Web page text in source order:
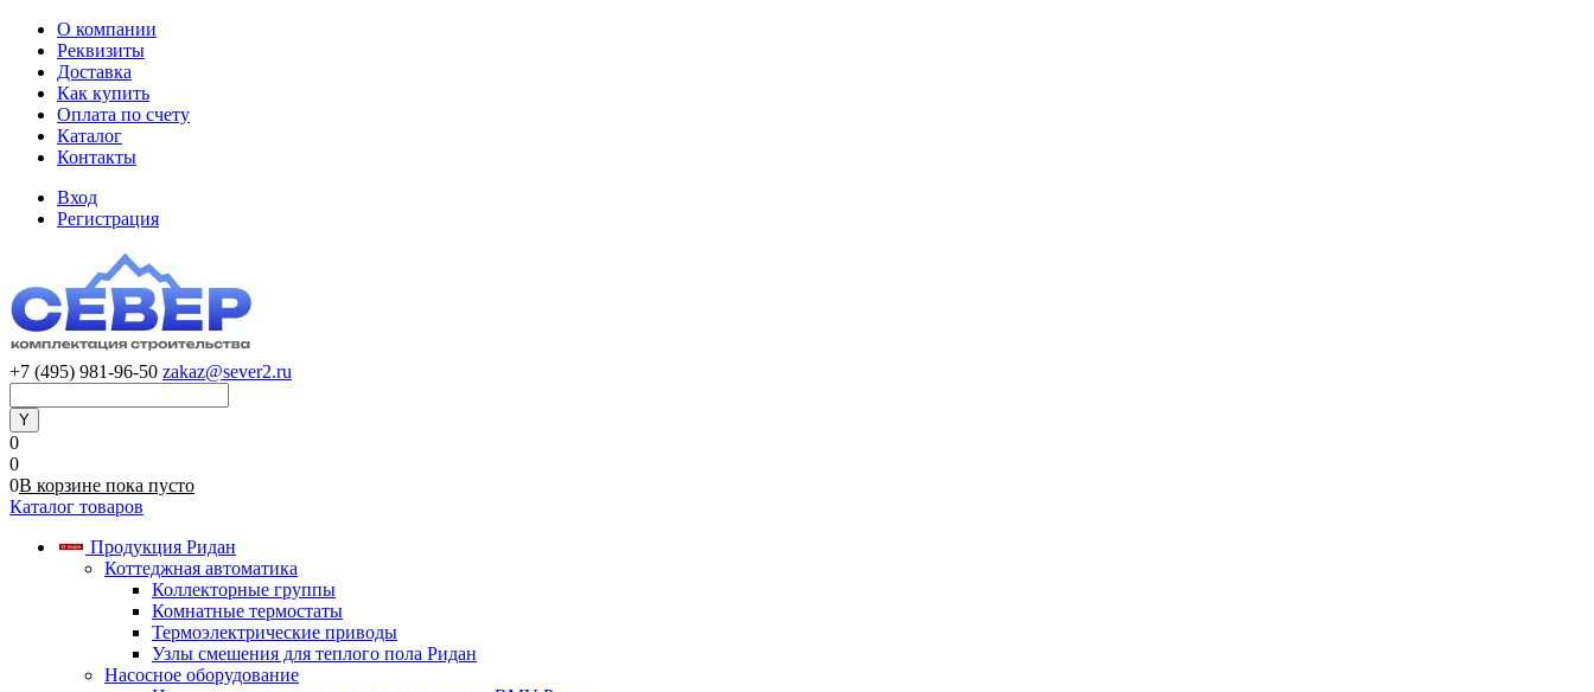
О компании
Реквизиты
Доставка
Как купить
Оплата по счету
Каталог
Контакты
Вход
Регистрация
+7 (495) 981-96-50 zakaz@sever2.ru
0
0
0В корзине пока пусто
Каталог товаров
Продукция Ридан
Коттеджная автоматика
Коллекторные группы
Комнатные термостаты
Термоэлектрические приводы
Узлы смешения для теплого пола Ридан
Насосное оборудование